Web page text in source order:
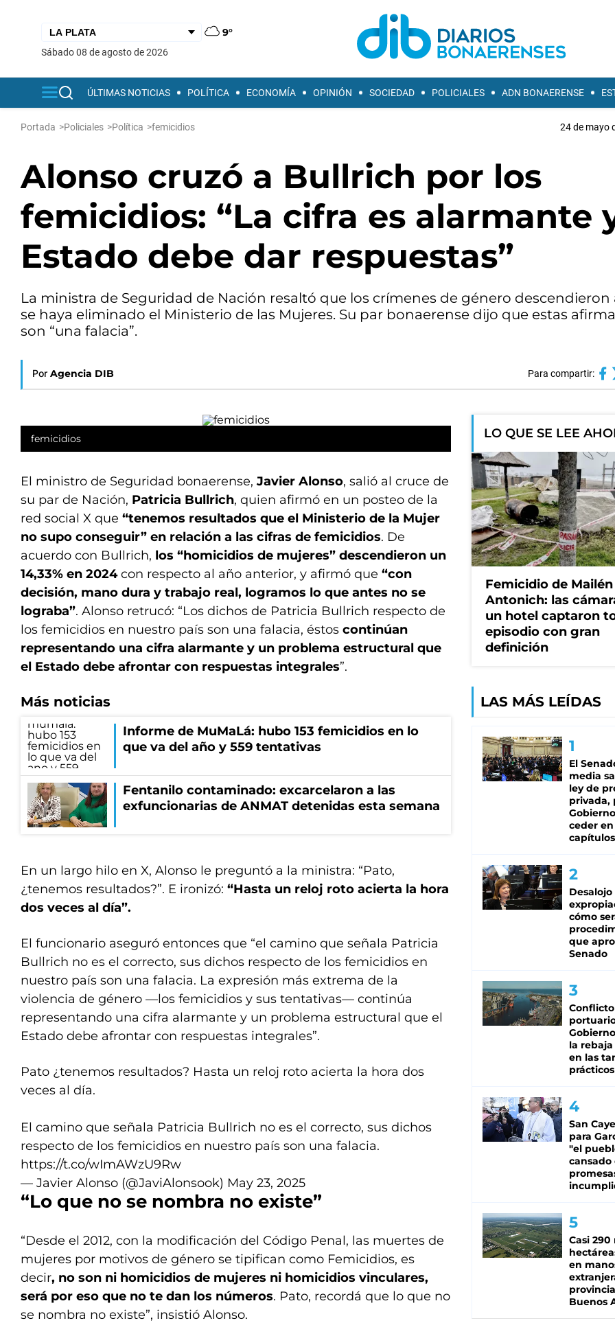
9°
sábado 08 de agosto de 2026
ÚLTIMAS NOTICIAS POLÍTICA ECONOMÍA OPINIÓN SOCIEDAD POLICIALES ADN BONAERENSE
Portada >Policiales >Política >femicidios 24 de mayo
Alonso cruzó a Bullrich por los
femicidios: “La cifra es alarmante
Estado debe dar respuestas”
La ministra de Seguridad de Nación resaltó que los crímenes de género
se haya eliminado el Ministerio de las Mujeres. Su par bonaerense dijo que estas
son “una falacia”.
Por Agencia DIB Para compartir:
femicidios
El ministro de Seguridad bonaerense, Javier Alonso, salió al cruce de
su par de Nación, Patricia Bullrich, quien afirmó en un posteo de la
red social X que “tenemos resultados que el Ministerio de la Mujer
no supo conseguir” en relación a las cifras de femicidios. De
acuerdo con Bullrich, los “homicidios de mujeres” descendieron un
14,33% en 2024con respecto al año anterior, y afirmó que “con
decisión, mano dura y trabajo real, logramos lo que antes no se
lograba”. Alonso retrucó: “Los dichos de Patricia Bullrich respecto de
los femicidios en nuestro país son una falacia, éstos continúan
representando una cifra alarmante y un problema estructural que
el Estado debe afrontar con respuestas integrales”.
Más noticias
Informe de MuMaLá: hubo 153 femicidios en lo
que va del año y 559 tentativas
Fentanilo contaminado: excarcelaron a las
exfuncionarias de ANMAT detenidas esta semana
En un largo hilo en X, Alonso le preguntó a la ministra: “Pato,
¿tenemos resultados?”. E ironizó: “Hasta un reloj roto acierta la hora
dos veces al día”.
El funcionario aseguró entonces que “el camino que señala Patricia
Bullrich no es el correcto, sus dichos respecto de los femicidios en
nuestro país son una falacia. La expresión más extrema de la
violencia de género —los femicidios y sus tentativas— continúa
representando una cifra alarmante y un problema estructural que el
Estado debe afrontar con respuestas integrales”.
Pato ¿tenemos resultados? Hasta un reloj roto acierta la hora dos
veces al día.
El camino que señala Patricia Bullrich no es el correcto, sus dichos
respecto de los femicidios en nuestro país son una falacia.
https://t.co/wImAWzU9Rw
— Javier Alonso (@JaviAlonsook) May 23, 2025
“Lo que no se nombra no existe”
“Desde el 2012, con la modificación del Código Penal, las muertes de
mujeres por motivos de género se tipifican como Femicidios, es
decir, no son ni homicidios de mujeres ni homicidios vinculares,
será por eso que no te dan los números. Pato, recordá que lo que no
se nombra no existe”, insistió Alonso.
LO QUE SE LEE
Femicidio de Mailén
Antonich: las
un hotel captaron
episodio con gran
definición
LAS MÁS LEÍDAS
El
media
ley de
privada,
ceder
capítulos
cómo
que
Senado
Conflicto
la rebaja
en las
prácticos
San
para
"el
cansado
Casi 290
en
Buenos